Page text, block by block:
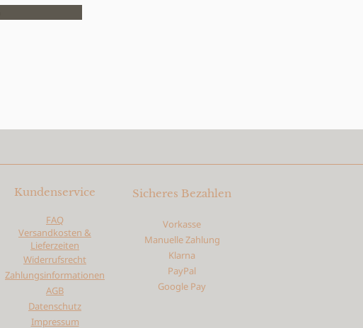
Kundenservice
FAQ
Versandkosten &
Lieferzeiten
Widerrufsrecht
Zahlungsinformationen
AGB
Datenschutz
Impressum
Sicheres Bezahlen
Vorkasse
Manuelle Zahlung
Klarna
PayPal
Google Pay